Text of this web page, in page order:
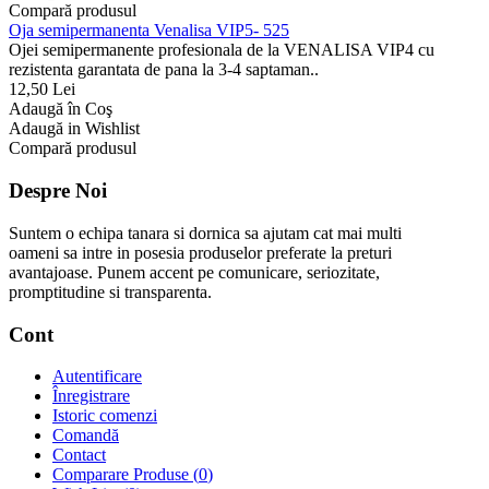
Compară produsul
Oja semipermanenta Venalisa VIP5- 525
Ojei semipermanente profesionala de la VENALISA VIP4 cu
rezistenta garantata de pana la 3-4 saptaman..
12,50 Lei
Adaugă în Coş
Adaugă in Wishlist
Compară produsul
Despre Noi
Suntem o echipa tanara si dornica sa ajutam cat mai multi
oameni sa intre in posesia produselor preferate la preturi
avantajoase. Punem accent pe comunicare, seriozitate,
promptitudine si transparenta.
Cont
Autentificare
Înregistrare
Istoric comenzi
Comandă
Contact
Comparare Produse (0)